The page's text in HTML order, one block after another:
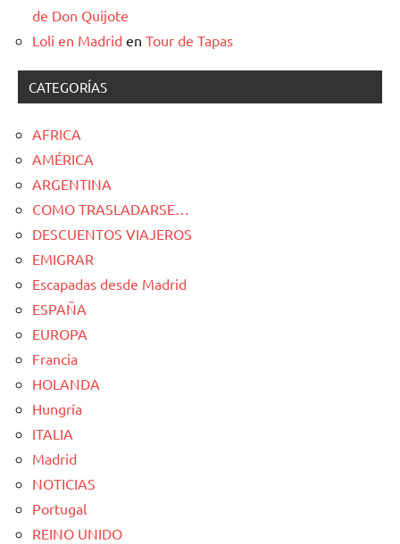
de Don Quijote
Loli en Madrid en Tour de Tapas
CATEGORÍAS
AFRICA
AMÉRICA
ARGENTINA
COMO TRASLADARSE…
DESCUENTOS VIAJEROS
EMIGRAR
Escapadas desde Madrid
ESPAÑA
EUROPA
Francia
HOLANDA
Hungría
ITALIA
Madrid
NOTICIAS
Portugal
REINO UNIDO